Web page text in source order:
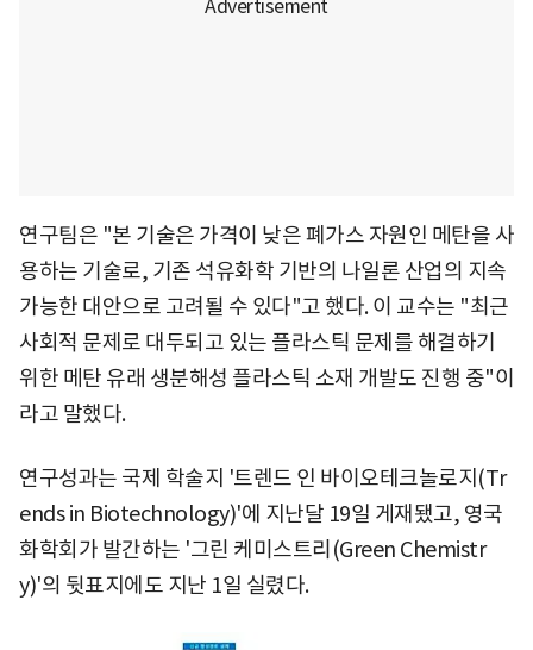
연구팀은 "본 기술은 가격이 낮은 폐가스 자원인 메탄을 사
용하는 기술로, 기존 석유화학 기반의 나일론 산업의 지속
가능한 대안으로 고려될 수 있다"고 했다. 이 교수는 "최근
사회적 문제로 대두되고 있는 플라스틱 문제를 해결하기
위한 메탄 유래 생분해성 플라스틱 소재 개발도 진행 중"이
라고 말했다.
연구성과는 국제 학술지 '트렌드 인 바이오테크놀로지(Tr
ends in Biotechnology)'에 지난달 19일 게재됐고, 영국
화학회가 발간하는 '그린 케미스트리(Green Chemistr
y)'의 뒷표지에도 지난 1일 실렸다.